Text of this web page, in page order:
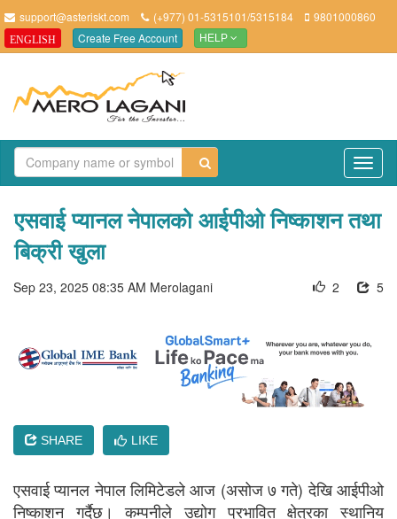
support@asteriskt.com (+977) 01-5315101/5315184 9801000860
ENGLISH Create Free Account HELP
एसवाई प्यानल नेपालको आईपीओ निष्काशन तथा
बिक्री खुला
Sep 23, 2025 08:35 AM Merolagani 5
2
SHARE LIKE
एसवाई प्यानल नेपाल लिमिटेडले आज (असोज ७ गते) देखि आईपीओ
निष्काशन गर्दैछ। कम्पनीले उद्योग प्रभावित क्षेत्रका स्थानिय